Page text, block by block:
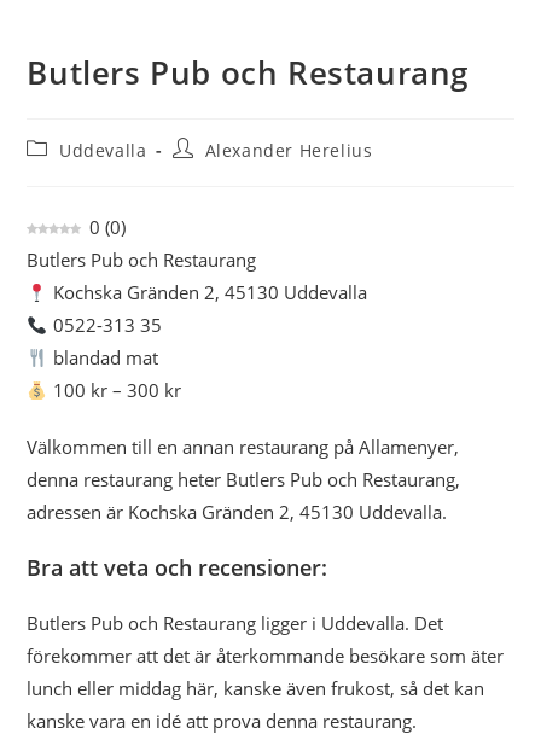
Butlers Pub och Restaurang
Inläggskategori:
Uddevalla Inläggsförfattare:
Alexander Herelius
0 (0)
Butlers Pub och Restaurang
Kochska Gränden 2, 45130 Uddevalla
0522-313 35
blandad mat
100 kr – 300 kr
Välkommen till en annan restaurang på Allamenyer,
denna restaurang heter Butlers Pub och Restaurang,
adressen är Kochska Gränden 2, 45130 Uddevalla.
Bra att veta och recensioner:
Butlers Pub och Restaurang ligger i Uddevalla. Det
förekommer att det är återkommande besökare som äter
lunch eller middag här, kanske även frukost, så det kan
kanske vara en idé att prova denna restaurang.